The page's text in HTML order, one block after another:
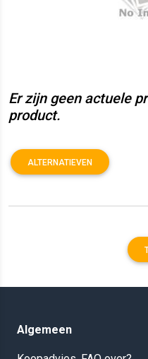
Er zijn geen actuele
product.
ALTERNATIEVEN
Algemeen